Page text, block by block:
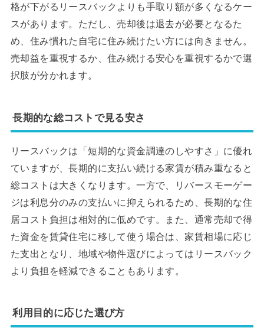
格が下がるリースバックよりも手取り額が多くなるケー
スがあります。ただし、売却後は退去が必要となるた
め、住み慣れた自宅に住み続けたい方には向きません。
売却益を重視するか、住み続ける安心を重視するかで選
択肢が分かれます。
長期的な総コストで見る安さ
リースバックは「短期的な資金調達のしやすさ」に優れ
ていますが、長期的に支払い続ける家賃が積み重なると
総コストは大きくなります。一方で、リバースモーゲー
ジは利息分のみの支払いに抑えられるため、長期的な住
居コスト負担は相対的に低めです。また、通常売却で得
た資金を賃貸住宅に移して使う場合は、家賃相場に応じ
た支出となり、地域や物件選びによってはリースバック
より負担を軽減できることもあります。
利用目的に応じた選び方